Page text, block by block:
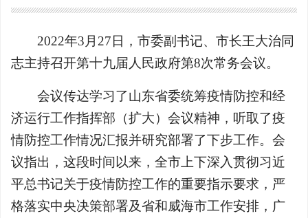
2022年3月27日，市委副书记、市长王大治同
志主持召开第十九届人民政府第8次常务会议。
会议传达学习了山东省委统筹疫情防控和经
济运行工作指挥部（扩大）会议精神，听取了疫
情防控工作情况汇报并研究部署了下步工作。会
议指出，这段时间以来，全市上下深入贯彻习近
平总书记关于疫情防控工作的重要指示要求，严
格落实中央决策部署及省和威海市工作安排，广